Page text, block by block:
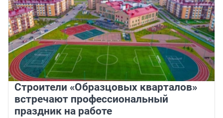
Строители «Образцовых кварталов»
встречают профессиональный
праздник на работе